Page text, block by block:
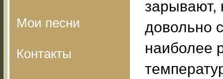
Мои песни
Контакты
зарывают,
довольно
наиболее